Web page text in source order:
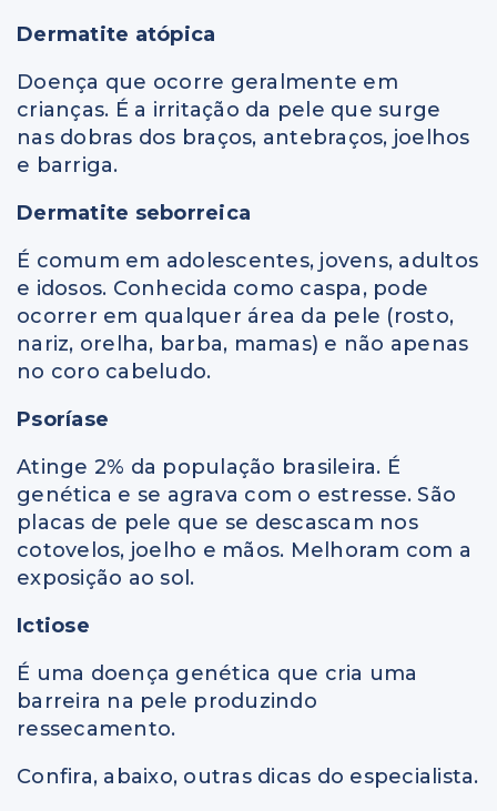
Dermatite atópica
Doença que ocorre geralmente em
crianças. É a irritação da pele que surge
nas dobras dos braços, antebraços, joelhos
e barriga.
Dermatite seborreica
É comum em adolescentes, jovens, adultos
e idosos. Conhecida como caspa, pode
ocorrer em qualquer área da pele (rosto,
nariz, orelha, barba, mamas) e não apenas
no coro cabeludo.
Psoríase
Atinge 2% da população brasileira. É
genética e se agrava com o estresse. São
placas de pele que se descascam nos
cotovelos, joelho e mãos. Melhoram com a
exposição ao sol.
Ictiose
É uma doença genética que cria uma
barreira na pele produzindo
ressecamento.
Confira, abaixo, outras dicas do especialista.